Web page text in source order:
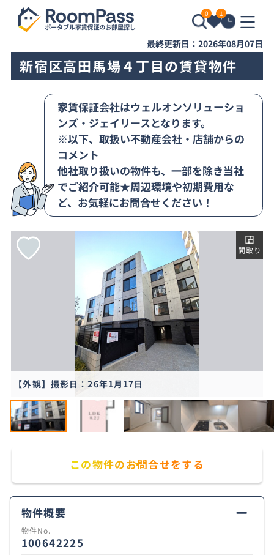
0 1
最終更新日：2026年08月07日
新宿区高田馬場４丁目の賃貸物件
家賃保証会社はウェルオンソリューショ
ンズ・ジェイリースとなります。
※以下、取扱い不動産会社・店舗からの
コメント
他社取り扱いの物件も、一部を除き当社
でご紹介可能★周辺環境や初期費用な
ど、お気軽にお問合せください！
【外観】撮影日：26年1月17日
この物件のお問合せをする
物件概要
物件No.
100642225